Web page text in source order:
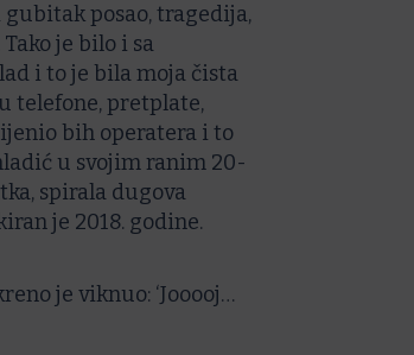
posao, tragedija,
je bilo i sa
i to je bila moja čista
telefone, pretplate,
bih operatera i to
u svojim ranim 20-
spirala dugova
je 2018. godine.
je viknuo: ‘Jooooj…